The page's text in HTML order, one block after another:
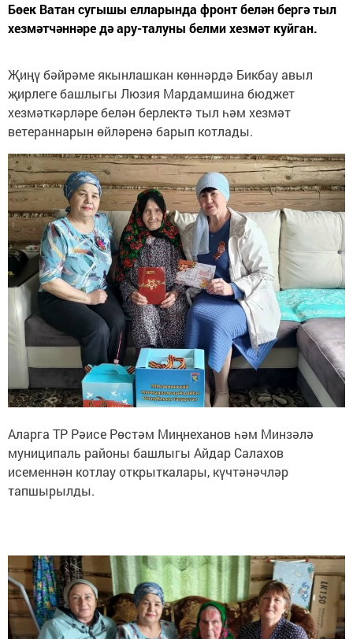
Бөек Ватан сугышы елларында фронт белән бергә тыл
хезмәтчәннәре дә ару-талуны белми хезмәт куйган.
Җиңү бәйрәме якынлашкан көннәрдә Бикбау авыл
җирлеге башлыгы Люзия Мардамшина бюджет
хезмәткәрләре белән берлектә тыл һәм хезмәт
ветераннарын өйләренә барып котлады.
Аларга ТР Рәисе Рөстәм Миңнеханов һәм Минзәлә
муниципаль районы башлыгы Айдар Салахов
исеменнән котлау открыткалары, күчтәнәчләр
тапшырылды.